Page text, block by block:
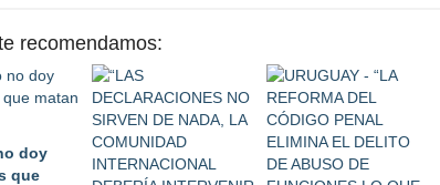
recomendamos:
doy
que